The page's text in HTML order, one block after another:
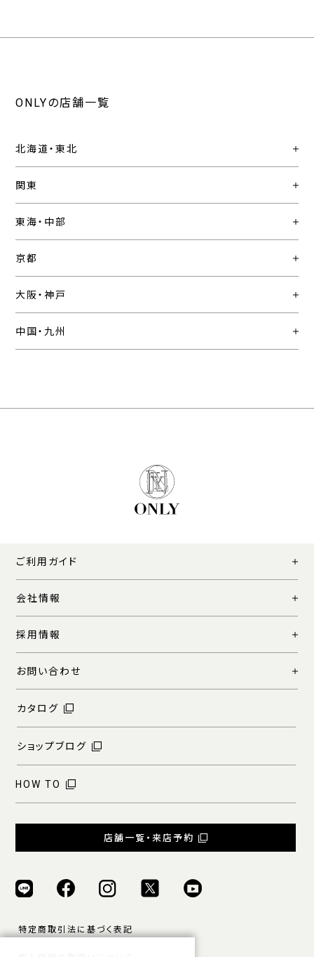
ONLYの店舗一覧
北海道・東北
関東
東海・中部
京都
大阪・神戸
中国・九州
ご利用ガイド
会社情報
採用情報
お問い合わせ
カタログ
ショップブログ
HOW TO
店舗一覧・来店予約
特定商取引法に基づく表記